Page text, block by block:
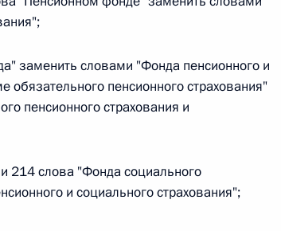
267-ФЗ
«О благотворительной деятельности
заменить словами "Фонда пенсионного и
обязательного пенсионного страхования"
пенсионного страхования и
214 слова "Фонда социального
и социального страхования";